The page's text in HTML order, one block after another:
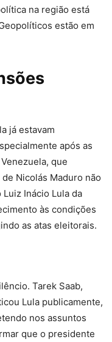
na região está
estão em
já estavam
após as
que
Nicolás Maduro não
Inácio Lula da
às condições
as atas eleitorais.
Tarek Saab,
Lula publicamente,
nos assuntos
que o presidente